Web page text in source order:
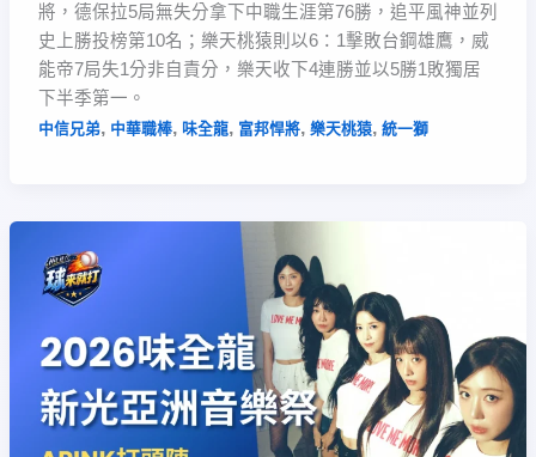
將，德保拉5局無失分拿下中職生涯第76勝，追平風神並列
史上勝投榜第10名；樂天桃猿則以6：1擊敗台鋼雄鷹，威
能帝7局失1分非自責分，樂天收下4連勝並以5勝1敗獨居
下半季第一。
中信兄弟, 中華職棒, 味全龍, 富邦悍將, 樂天桃猿, 統一獅